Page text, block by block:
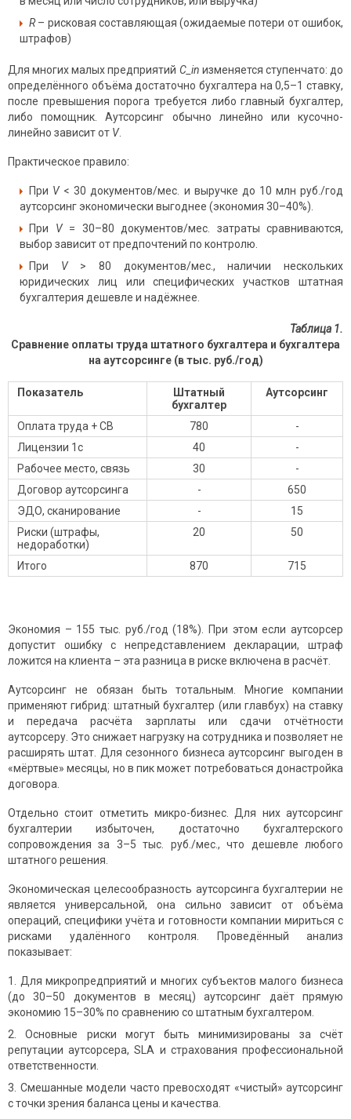
R– рисковая составляющая (ожидаемые потери от ошибок,
штрафов)
Для многих малых предприятий C_in изменяется ступенчато: до
определённого объёма достаточно бухгалтера на 0,5–1 ставку,
после превышения порога требуется либо главный бухгалтер,
либо помощник. Аутсорсинг обычно линейно или кусочно-
линейно зависит от V.
Практическое правило:
При V< 30 документов/мес. и выручке до 10 млн руб./год
аутсорсинг экономически выгоднее (экономия 30–40%).
При V= 30–80 документов/мес. затраты сравниваются,
выбор зависит от предпочтений по контролю.
При V> 80 документов/мес., наличии нескольких
юридических лиц или специфических участков штатная
бухгалтерия дешевле и надёжнее.
Таблица 1.
Сравнение оплаты труда штатного бухгалтера и бухгалтера
на аутсорсинге (в тыс. руб./год)
Показатель
Штатный
бухгалтер
Аутсорсинг
Оплата труда + СВ 780
-
Лицензии 1с
40
-
Рабочее место, связь
30
-
Договор аутсорсинга
-
650
ЭДО, сканирование
-
15
Риски (штрафы,
недоработки)
20 50
Итого 870 715
Экономия – 155 тыс. руб./год (18%). При этом если аутсорсер
допустит ошибку с непредставлением декларации, штраф
ложится на клиента – эта разница в риске включена в расчёт.
Аутсорсинг не обязан быть тотальным. Многие компании
применяют гибрид: штатный бухгалтер (или главбух) на ставку
и передача расчёта зарплаты или сдачи отчётности
аутсорсеру. Это снижает нагрузку на сотрудника и позволяет не
расширять штат. Для сезонного бизнеса аутсорсинг выгоден в
«мёртвые» месяцы, но в пик может потребоваться донастройка
договора.
Отдельно стоит отметить микро-бизнес. Для них аутсорсинг
бухгалтерии избыточен, достаточно бухгалтерского
сопровождения за 3–5 тыс. руб./мес., что дешевле любого
штатного решения.
Экономическая целесообразность аутсорсинга бухгалтерии не
является универсальной, она сильно зависит от объёма
операций, специфики учёта и готовности компании мириться с
рисками удалённого контроля. Проведённый анализ
показывает:
Для микропредприятий и многих субъектов малого бизнеса
(до 30–50 документов в месяц) аутсорсинг даёт прямую
экономию 15–30% по сравнению со штатным бухгалтером.
Основные риски могут быть минимизированы за счёт
репутации аутсорсера, SLA и страхования профессиональной
ответственности.
Смешанные модели часто превосходят «чистый» аутсорсинг
с точки зрения баланса цены и качества.